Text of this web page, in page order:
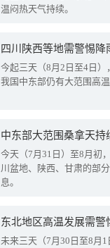
温闷热天气持续。
今起三天（8月2日至4日
我国中东部仍有大范围高
中东部大范围桑拿天
今天（7月31日）至8月初
川盆地、陕西、甘肃的部
息。
东北地区高温发展需
未来三天（7月30日至8月